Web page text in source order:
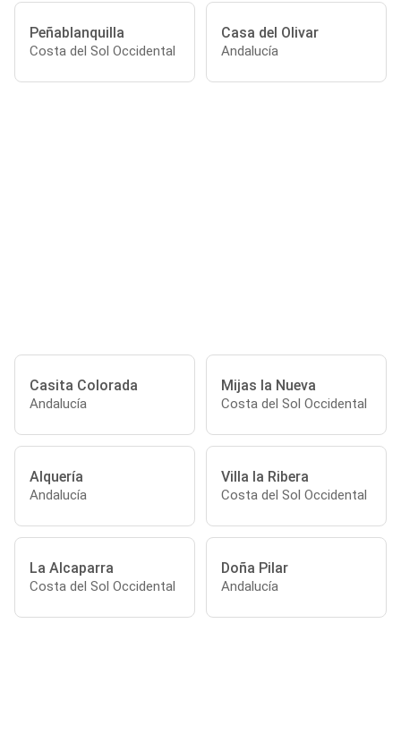
Peñablanquilla
Costa del Sol Occidental
Casa del Olivar
Andalucía
Casita Colorada
Andalucía
Mijas la Nueva
Costa del Sol Occidental
Alquería
Andalucía
Villa la Ribera
Costa del Sol Occidental
La Alcaparra
Costa del Sol Occidental
Doña Pilar
Andalucía